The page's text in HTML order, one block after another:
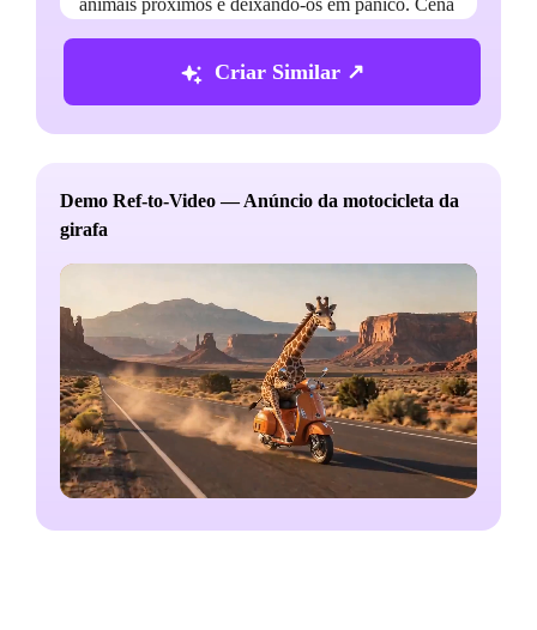
animais próximos e deixando-os em pânico. Cena
um terreno arenoso. A câmera começa com um
close dos pneus da motocicleta, depois muda para
cenário de uma rodovia estilo "Western", a
câmera acompanha a girafa enquanto ela lança
sua motocicleta no ar. Filmado de um ângulo
lateral, aparece um slogan promocional atrás do
personagem; à medida que a girafa passa
rapidamente, o slogan fica parcialmente
encoberto, lendo: "Aposte na 'Girafa'—Viva a
vida na linha rápida." Por fim, a motocicleta
aterrissa e passa rugindo, deixando um rastro de
poeira e fumaça.
Criar Similar ↗
Demo Ref-to-Video — Anúncio da motocicleta da
girafa